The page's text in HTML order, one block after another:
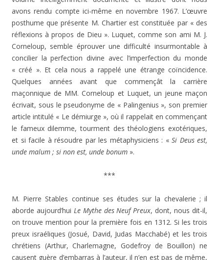
avons rendu compte ici-même en novembre 1967. L’œuvre
posthume que présente M. Chartier est constituée par « des
réflexions à propos de Dieu ». Luquet, comme son ami M. J.
Corneloup, semble éprouver une difficulté insurmontable à
concilier la perfection divine avec l’imperfection du monde
« créé ». Et cela nous a rappelé une étrange coïncidence.
Quelques années avant que commençât la carrière
maçonnique de MM. Corneloup et Luquet, un jeune maçon
écrivait, sous le pseudonyme de « Palingenius », son premier
article intitulé « Le démiurge », où il rappelait en commençant
le fameux dilemme, tourment des théologiens exotériques,
et si facile à résoudre par les métaphysiciens : « Si Deus est,
unde malum ; si non est, unde bonum ».
***
M. Pierre Stables continue ses études sur la chevalerie ; il
aborde aujourd’hui Le Mythe des Neuf Preux, dont, nous dit-il,
on trouve mention pour la première fois en 1312. Si les trois
preux israéliques (Josué, David, Judas Macchabé) et les trois
chrétiens (Arthur, Charlemagne, Godefroy de Bouillon) ne
causent guère d’embarras à l’auteur, il n’en est pas de même,